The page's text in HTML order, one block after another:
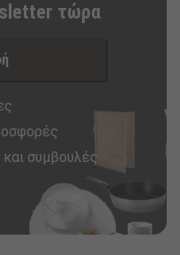
τώρα
συμβουλές